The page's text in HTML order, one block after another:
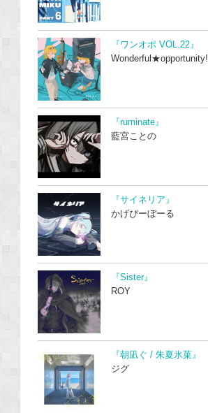
『ワンオポ VOL.22』
Wonderful★opportunity!
『ruminate』
藍宮ことの
『サイネリア』
かげぴーぼーる
『Sister』
ROY
『朝凪ぐ / 朱夏氷菓』
ジグ